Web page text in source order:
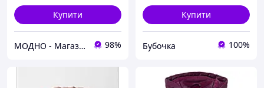
Купити
МОДНО - Магазин дитячого та жіночого одягу та взуття 98%
Купити
Бубочка 100%